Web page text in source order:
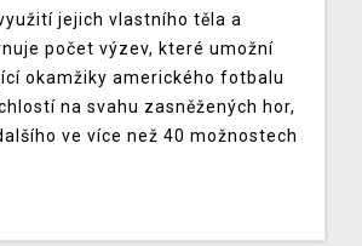
jejich vlastního těla a
počet výzev, které umožní
okamžiky amerického fotbalu
na svahu zasněžených hor,
ve více než 40 možnostech